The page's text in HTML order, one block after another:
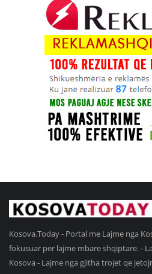
Kosova.Today - Portal me Lajme nga
fokusuar per lajme mbare shqiptare. -
Kosova - Lajme nga gjitha trojet qe